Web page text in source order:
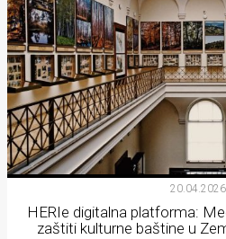
20.04.2026.
HERIe digitalna platforma:
zaštiti kulturne baštine u